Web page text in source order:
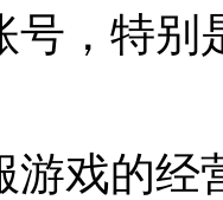
号，特
游戏的经